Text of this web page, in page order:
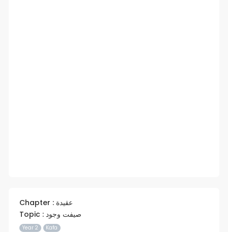
Chapter : عقيدة
Topic : صيفت وجود
Year 2 Kafa